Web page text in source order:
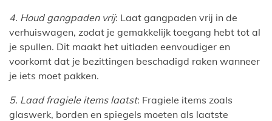
4. Houd gangpaden vrij: Laat gangpaden vrij in de
verhuiswagen, zodat je gemakkelijk toegang hebt tot al
je spullen. Dit maakt het uitladen eenvoudiger en
voorkomt dat je bezittingen beschadigd raken wanneer
je iets moet pakken.
5. Laad fragiele items laatst: Fragiele items zoals
glaswerk, borden en spiegels moeten als laatste